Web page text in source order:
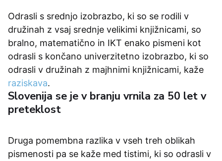
Odrasli s srednjo izobrazbo, ki so se rodili v
družinah z vsaj srednje velikimi knjižnicami, so
bralno, matematično in IKT enako pismeni kot
odrasli s končano univerzitetno izobrazbo, ki so
odrasli v družinah z majhnimi knjižnicami, kaže
raziskava.
Slovenija se je v branju vrnila za 50 let v
preteklost
Druga pomembna razlika v vseh treh oblikah
pismenosti pa se kaže med tistimi, ki so odrasli v